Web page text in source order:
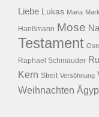
Liebe Lukas Maria
Hanßmann Mose
Testament
Raphael Schmauder
Kern Streit Versöhnung
Weihnachten